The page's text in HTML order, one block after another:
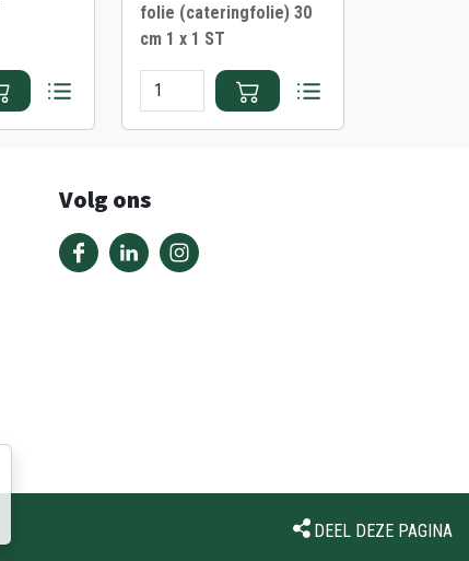
folie (cateringfolie) 30
cm 1 x 1 ST
Volg ons
DEEL DEZE PAGINA